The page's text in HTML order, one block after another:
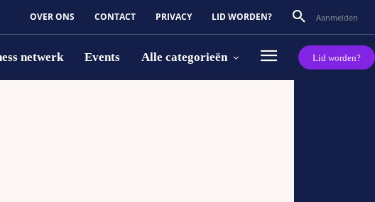
OVER ONS CONTACT PRIVACY LID WORDEN? Aanmelden
netwerk Events Alle categorieën Lid worden?